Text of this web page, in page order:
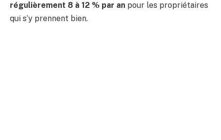
régulièrement 8 à 12 % par an pour les propriétaires
qui s’y prennent bien.